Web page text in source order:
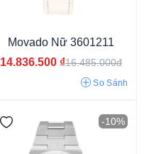
Movado Nữ 3601211
14.836.500 ₫16.485.000đ
So Sánh
-10%